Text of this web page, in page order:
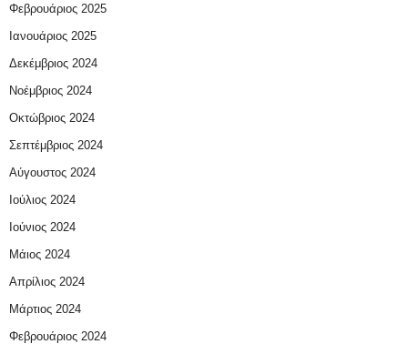
Φεβρουάριος 2025
Ιανουάριος 2025
Δεκέμβριος 2024
Νοέμβριος 2024
Οκτώβριος 2024
Σεπτέμβριος 2024
Αύγουστος 2024
Ιούλιος 2024
Ιούνιος 2024
Μάιος 2024
Απρίλιος 2024
Μάρτιος 2024
Φεβρουάριος 2024